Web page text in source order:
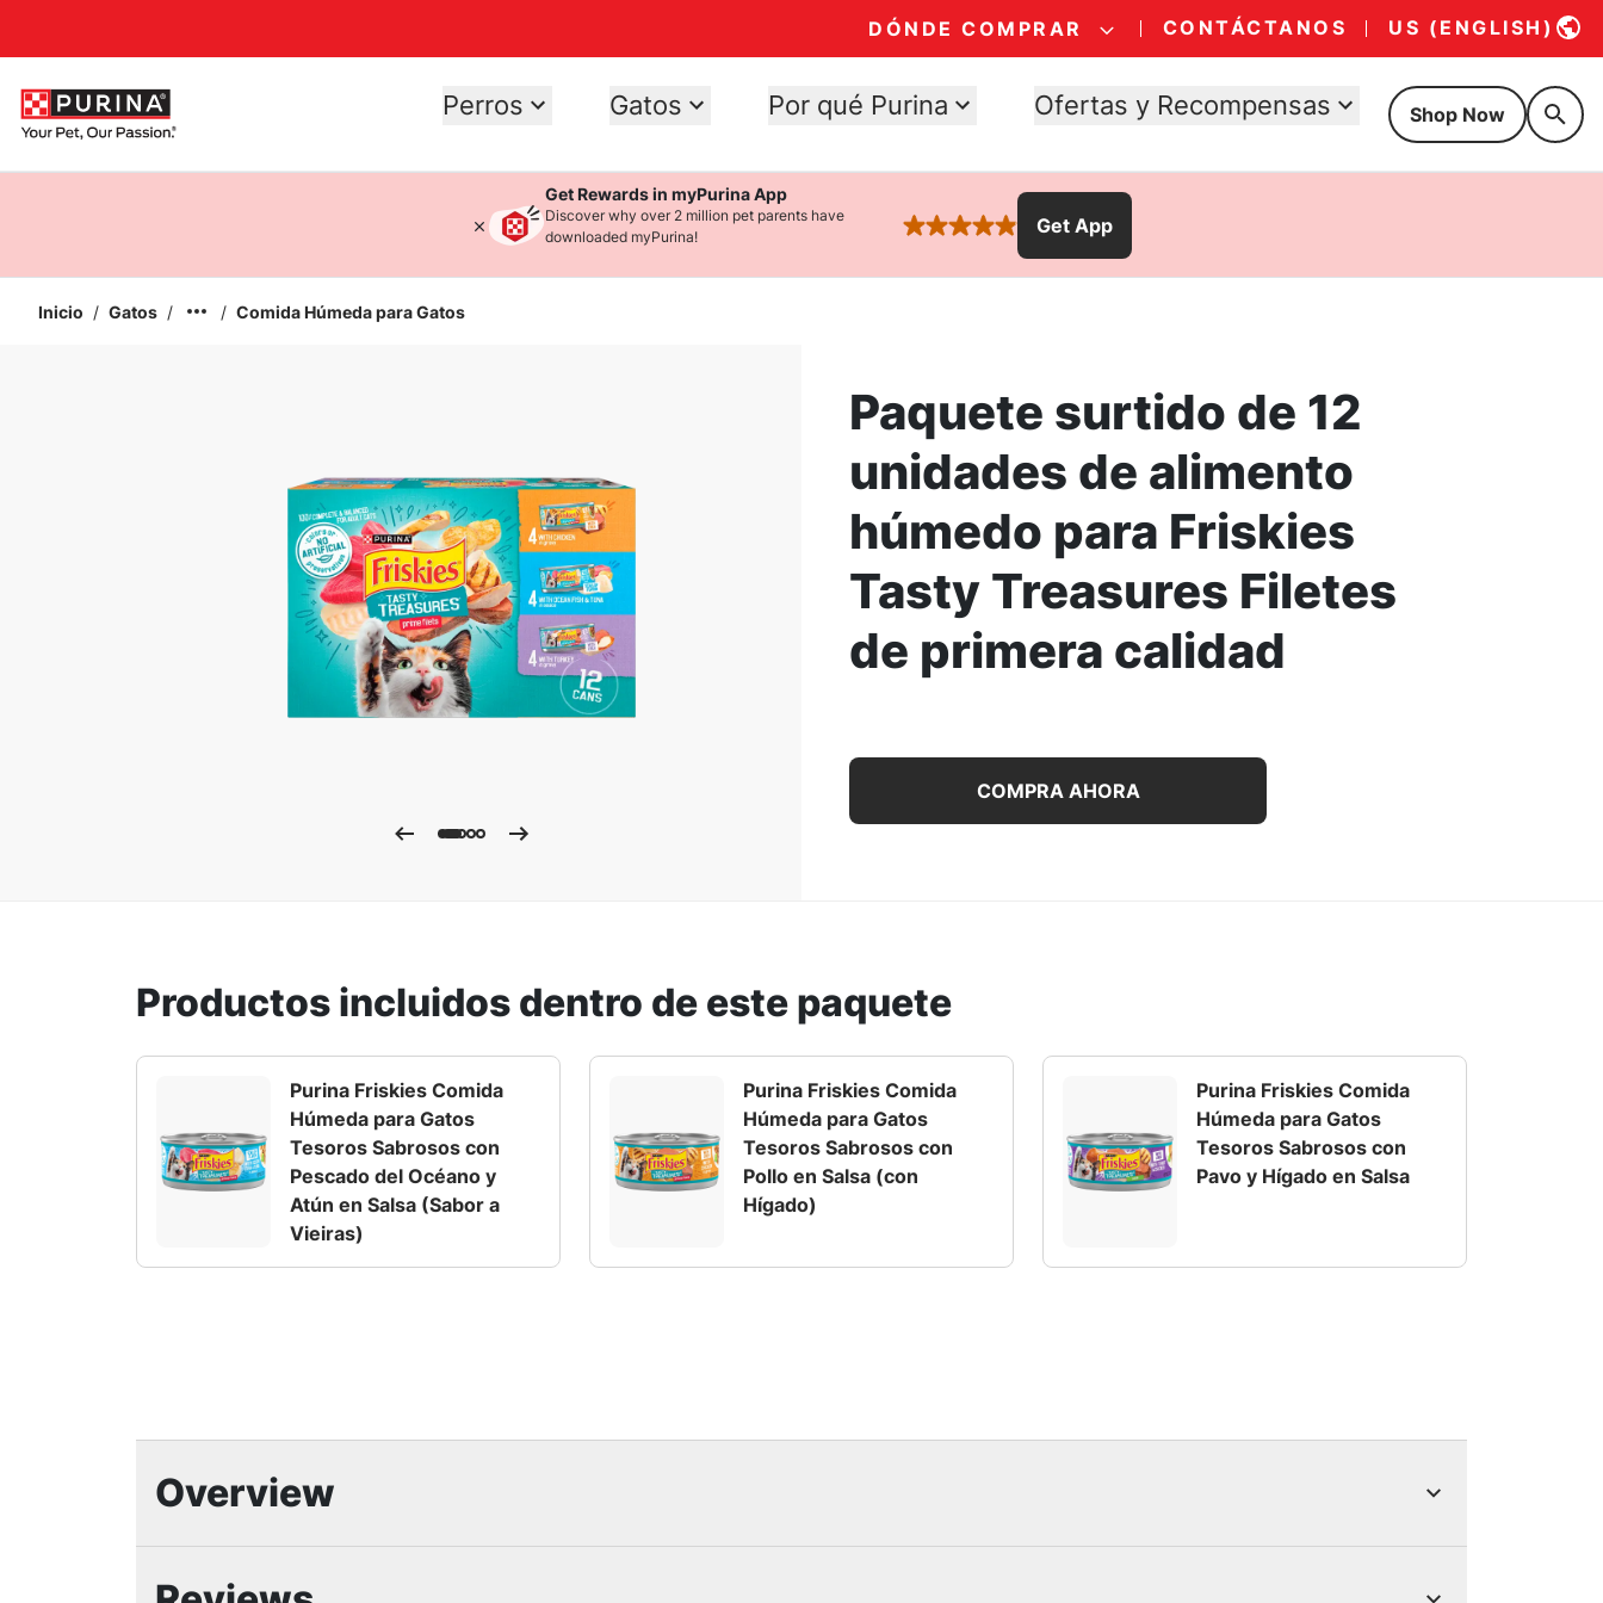
DÓNDE COMPRAR CONTÁCTANOS US (ENGLISH)
Perros Gatos Por qué Purina Ofertas y Recompensas Shop Now
Get Rewards in myPurina App
Discover why over 2 million pet parents have
downloaded myPurina!
rated 4.9 stars
Get App
Inicio / Gatos / / Comida Húmeda para Gatos
Ampliar la Imagen
Paquete surtido de 12
unidades de alimento
húmedo para Friskies
Tasty Treasures Filetes
de primera calidad
Paquete surtido de 12 unidades de alimento húmedo para Friskies Tasty
COMPRA AHORA
Productos incluidos dentro de este paquete
Purina Friskies Comida
Húmeda para Gatos
Tesoros Sabrosos con
Pescado del Océano y
Atún en Salsa (Sabor a
Vieiras)
Purina Friskies Comida
Húmeda para Gatos
Tesoros Sabrosos con
Pollo en Salsa (con
Hígado)
Purina Friskies Comida
Húmeda para Gatos
Tesoros Sabrosos con
Pavo y Hígado en Salsa
Overview